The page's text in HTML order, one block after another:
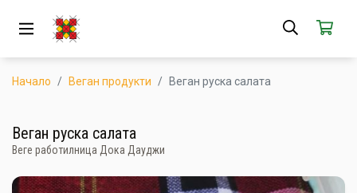
АБОНАМЕНТ
НОВИ ПРОДУКТИ
ПОПУЛЯРНИ ПРОДУКТИ
Начало Веган продукти Веган руска салата
Веган руска салата
Веге работилница Дока Дауджи